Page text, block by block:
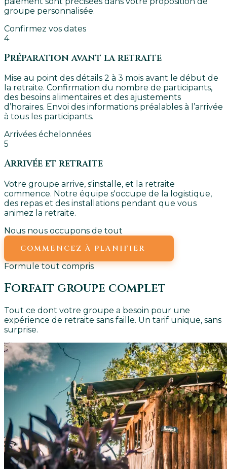
groupe personnalisée.
Confirmez vos dates
4
Préparation avant la retraite
Mise au point des détails 2 à 3 mois avant le début de
la retraite. Confirmation du nombre de participants,
des besoins alimentaires et des ajustements
d’horaires. Envoi des informations préalables à l’arrivée
à tous les participants.
Arrivées échelonnées
5
Arrivée et retraite
Votre groupe arrive, s'installe, et la retraite
commence. Notre équipe s'occupe de la logistique,
des repas et des installations pendant que vous
animez la retraite.
Nous nous occupons de tout
COMMENCEZ À PLANIFIER
Formule tout compris
Forfait groupe complet
Tout ce dont votre groupe a besoin pour une
expérience de retraite sans faille. Un tarif unique, sans
surprise.